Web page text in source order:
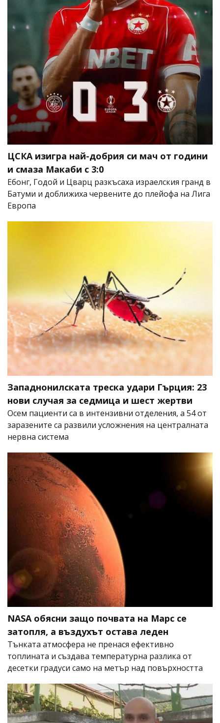
ЦСКА изигра най-добрия си мач от години
и смаза Макаби с 3:0
Ебонг, Годой и Цварц разкъсаха израелския гранд в
Батуми и доближиха червените до плейофа на Лига
Европа
Западнонилската треска удари Гърция: 23
нови случая за седмица и шест жертви
Осем пациенти са в интензивни отделения, а 54 от
заразените са развили усложнения на централната
нервна система
NASA обясни защо почвата на Марс се
затопля, а въздухът остава леден
Тънката атмосфера не пренася ефективно
топлината и създава температурна разлика от
десетки градуси само на метър над повърхността